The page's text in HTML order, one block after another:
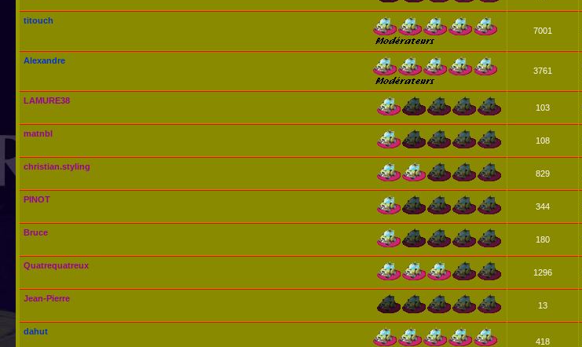
titouch
7001
Alexandre
3761
LAMURE38
103
matnbl
108
christian.styling
829
PINOT
344
Bruce
180
Quatrequatreux
1296
Jean-Pierre
13
dahut
418